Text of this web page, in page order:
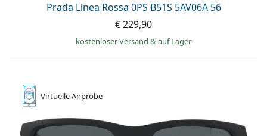
Prada Linea Rossa 0PS B51S 5AV06A 56
€ 229,90
kostenloser Versand & auf Lager
VirtuelleAnprobe